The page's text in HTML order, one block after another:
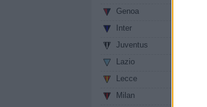
Genoa
Inter
Juventus
Lazio
Lecce
Milan